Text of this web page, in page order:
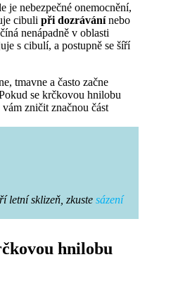
je nebezpečné onemocnění,
cibuli při dozrávánínebo
nenápadně v oblasti
s cibulí, a postupně se šíří
tmavne a často začne
se krčkovou hnilobu
zničit značnou část
letní sklizeň, zkuste sázení
hnilobu